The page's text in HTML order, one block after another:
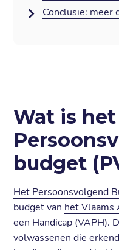
Conclusie: meer
Wat is het
budget
Het Persoonsvolgend
budget van het Vlaams
een Handicap (VAPH).
volwassenen die